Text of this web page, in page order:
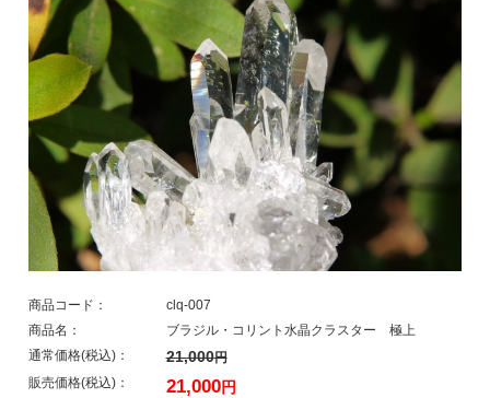
商品コード：
clq-007
商品名：
ブラジル・コリント水晶クラスター 極上
通常価格(税込)：
21,000円
販売価格(税込)： 21,000円